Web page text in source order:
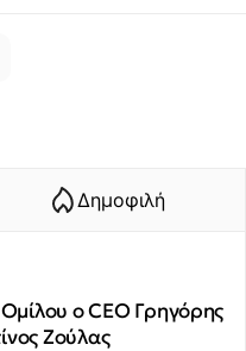
Δημοφιλή
ο CEO Γρηγόρης
Ζούλας